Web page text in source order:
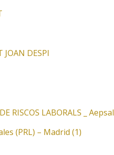
JOAN DESPI
RISCOS LABORALS _ Aepsal
(PRL) – Madrid (1)